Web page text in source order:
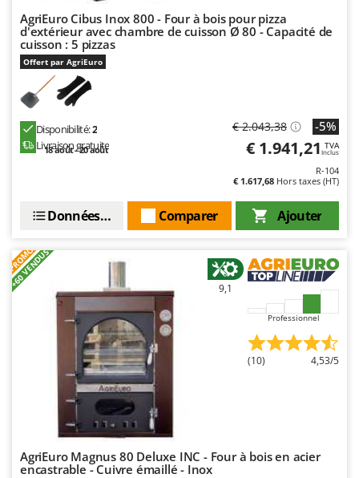
Resto Italia
Ribimex
Ripartrak
Ritter
River Systems
Robomow
Rossofuoco
Ryobi
S
Santos
Sbaraglia
Schnitzer
Seven Italy
Shark
Silky
Simatech
Sirman
AgriEuro Cibus Inox 800 - Four à bois pour pizza
d'extérieur avec chambre de cuisson Ø 80 - Capacité de
cuisson : 5 pizzas
Offert par AgriEuro
Disponibilité:2
Livraison gratuite
18 août - 20 août
€ 2.043,38 -5%
€ 1.941,21 TVA
Inclus
R-104
€ 1.617,68 Hors taxes (HT)
Ajouter
Comparer
Données techniques
PROMO
+60 VENDUS 9,1
Professionnel
(10) 4,53/5
AgriEuro Magnus 80 Deluxe INC - Four à bois en acier
encastrable - Cuivre émaillé - Inox